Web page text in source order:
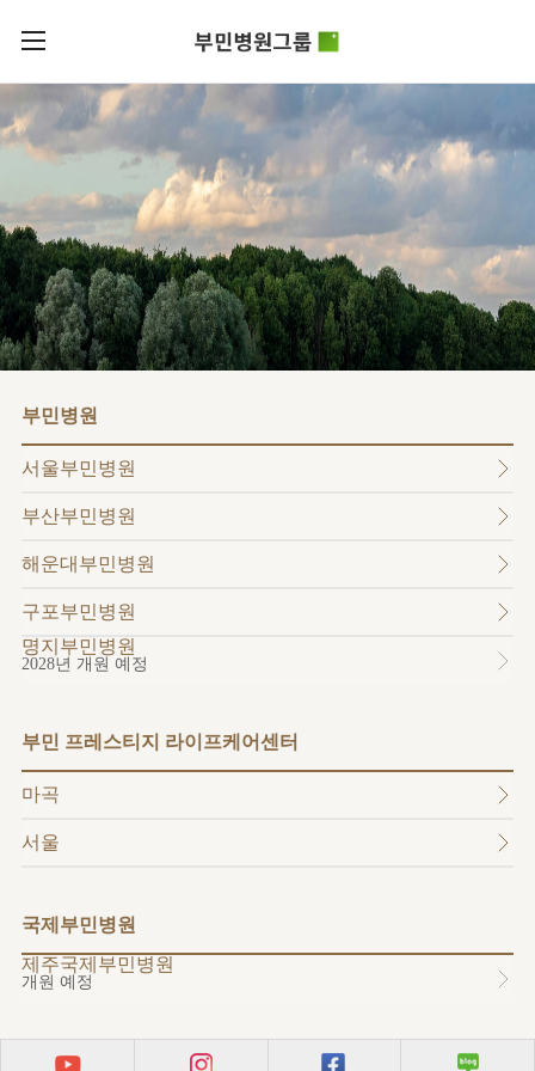
로그인
회원가입
부민병원그룹소개
비전과
부민스토리
이사장소개
HI
HSS
글로벌
얼라이언스
연혁
조직도
오시는길
의료진
외래진료
부민병원그룹소식
사회공헌
후원안내
언론보도
건강토크
입찰공고
부민병원
40주년
역사관
병원/
센터
서울부민병원
부산부민병원
해운대부민병원
프레스티지
라이프케어센터
KOR
ENG
RUS
부민병원
서울부민병원
부산부민병원
해운대부민병원
구포부민병원
명지부민병원
2028년 개원 예정
부민 프레스티지 라이프케어센터
마곡
서울
국제부민병원
제주국제부민병원
개원 예정